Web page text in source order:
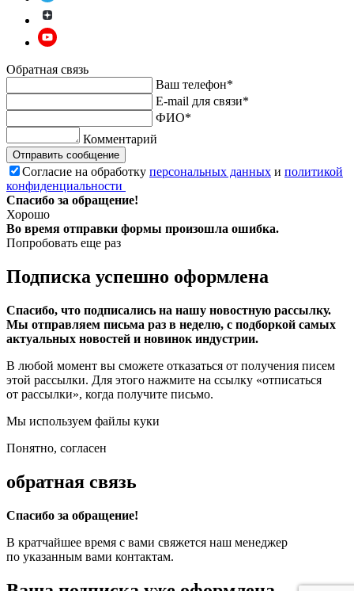
Обратная связь
Ваш телефон*
E-mail для связи*
ФИО*
Комментарий
Отправить сообщение
Согласие на обработку персональных данных и политикой
конфиденциальности
Спасибо за обращение!
Хорошо
Во время отправки формы произошла ошибка.
Попробовать еще раз
Подписка успешно оформлена
Спасибо, что подписались на нашу новостную рассылку.
Мы отправляем письма раз в неделю, с подборкой самых
актуальных новостей и новинок индустрии.
В любой момент вы сможете отказаться от получения писем
этой рассылки. Для этого нажмите на ссылку «отписаться
от рассылки», когда получите письмо.
Мы используем файлы куки
Понятно, согласен
обратная связь
Спасибо за обращение!
В кратчайшее время с вами свяжется наш менеджер
по указанным вами контактам.